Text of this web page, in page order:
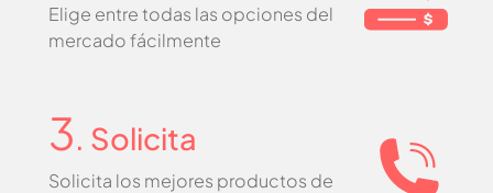
Elige entre todas las opciones del
mercado fácilmente
3. Solicita
Solicita los mejores productos de